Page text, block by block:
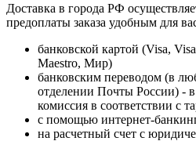
Доставка в города РФ
предоплаты заказа удобным для
банковской картой (Visa,
Maestro, Мир)
банковским переводом (в
отделении Почты России) - в
комиссия в соответствии с
с помощью интернет-
на расчетный счет с